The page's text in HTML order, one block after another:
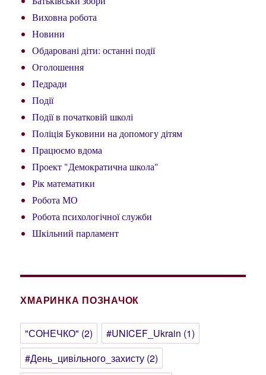
Виховна робота
Новини
Обдаровані діти: останні події
Оголошення
Педради
Події
Події в початковій школі
Поліція Буковини на допомогу дітям
Працюємо вдома
Проект "Демократична школа"
Рік математики
Робота МО
Робота психологічної служби
Шкільний парламент
ХМАРИНКА ПОЗНАЧОК
"СОНЕЧКО" (2) #UNICEF_Ukrain (1)
#День_цивільного_захисту (2)